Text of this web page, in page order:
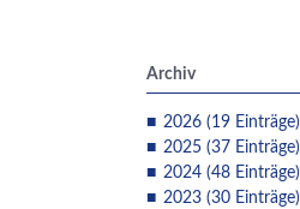
Archiv
2026 (19 Einträge)
2025 (37 Einträge)
2024 (48 Einträge)
2023 (30 Einträge)